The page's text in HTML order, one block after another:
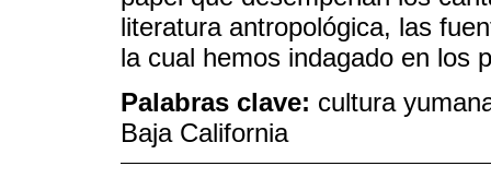
literatura antropológica, las
la cual hemos indagado en los
Palabras clave: cultura
Baja California